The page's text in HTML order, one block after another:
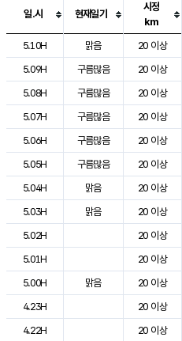
도시별 기상실황표로 지점, 날씨,
일.시 현재일기
시정
km
5.10H
맑음 20 이상
5.09H
구름많음 20 이상
5.08H
구름많음 20 이상
5.07H
구름많음 20 이상
5.06H
구름많음 20 이상
5.05H
구름많음 20 이상
5.04H
맑음 20 이상
5.03H
맑음 20 이상
5.02H
20 이상
5.01H
20 이상
5.00H
맑음 20 이상
4.23H
20 이상
4.22H
20 이상